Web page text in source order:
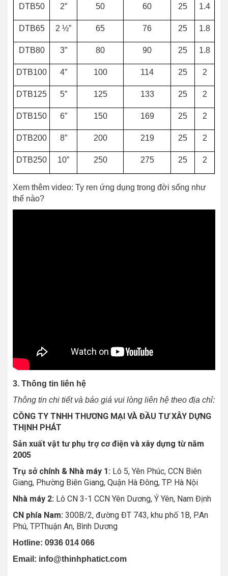
DTB50 2” 50 60 25 1.4
DTB65 2 ½” 65 76 25 1.8
DTB80 3” 80 90 25 1.8
DTB100 4” 100 114 25 2
DTB125 5” 125 133 25 2
DTB150 6” 150 169 25 2
DTB200 8” 200 219 25 2
DTB250 10” 250 275 25 2
Xem thêm video: Ty ren ứng dụng trong đời sống như
thế nào?
3. Thông tin liên hệ
Thông tin chi tiết và báo giá vui lòng liên hệ theo địa chỉ:
CÔNG TY TNHH THƯƠNG MẠI VÀ ĐẦU TƯ XÂY DỰNG
THỊNH PHÁT
Sản xuất vật tư phụ trợ cơ điện và xây dựng từ năm
2005
Trụ sở chính & Nhà máy 1: Lô 5, Yên Phúc, CCN Biên
Giang, Phường Biên Giang, Quận Hà Đông, TP. Hà Nội
Nhà máy 2: Lô CN 3-1 CCN Yên Dương, Ý Yên, Nam Định
CN phía Nam: 300B/2, đường ĐT 743, khu phố 1B, P.An
Phú, TP.Thuận An, Bình Dương
Hotline: 0936 014 066
Email: info@thinhphatict.com